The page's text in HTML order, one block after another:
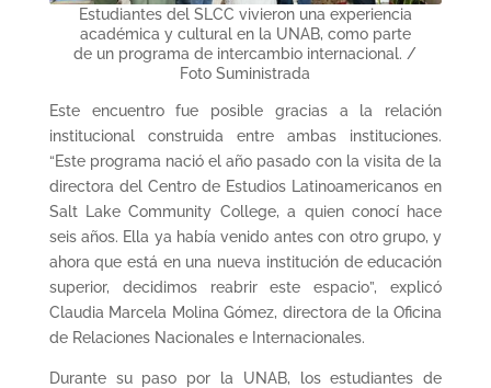
Estudiantes del SLCC vivieron una experiencia
académica y cultural en la UNAB, como parte
de un programa de intercambio internacional. /
Foto Suministrada
Este encuentro fue posible gracias a la relación
institucional construida entre ambas instituciones.
“Este programa nació el año pasado con la visita de la
directora del Centro de Estudios Latinoamericanos en
Salt Lake Community College, a quien conocí hace
seis años. Ella ya había venido antes con otro grupo, y
ahora que está en una nueva institución de educación
superior, decidimos reabrir este espacio”, explicó
Claudia Marcela Molina Gómez, directora de la Oficina
de Relaciones Nacionales e Internacionales.
Durante su paso por la UNAB, los estudiantes de